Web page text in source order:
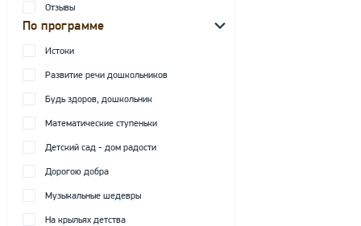
Отзывы
По программе
Истоки
Развитие речи дошкольников
Будь здоров, дошкольник
Математические ступеньки
Детский сад - дом радости
Дорогою добра
Музыкальные шедевры
На крыльях детства